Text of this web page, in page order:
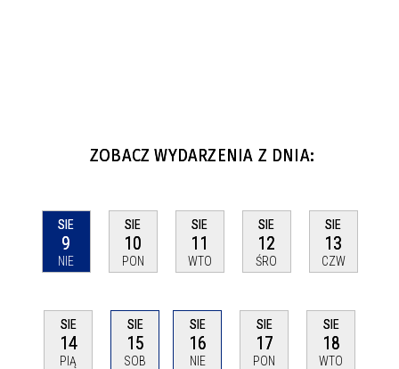
ZOBACZ WYDARZENIA Z DNIA:
SIE
9
NIE
SIE
10
PON
SIE
11
WTO
SIE
12
ŚRO
SIE
13
CZW
SIE
14
PIĄ
SIE
15
SOB
SIE
16
NIE
SIE
17
PON
SIE
18
WTO